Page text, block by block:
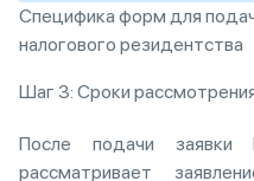
Специфика форм для
налогового резидентства
Шаг 3: Сроки
После подачи заявки
рассматривает